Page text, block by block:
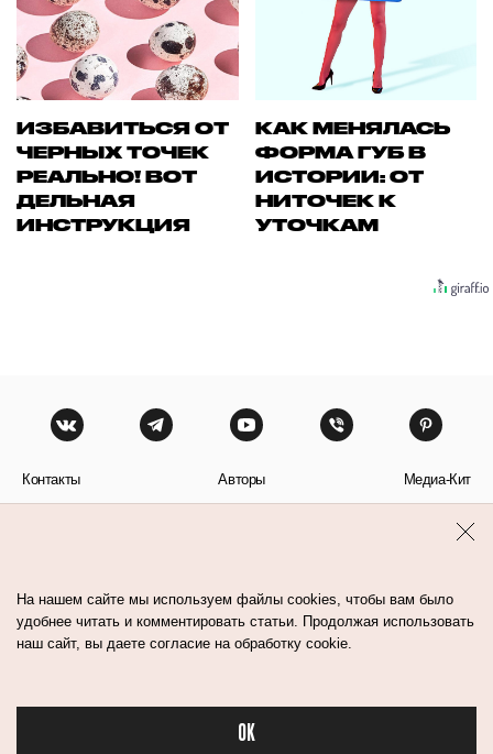
ИЗБАВИТЬСЯ ОТ
ЧЕРНЫХ ТОЧЕК
РЕАЛЬНО! ВОТ
ДЕЛЬНАЯ
ИНСТРУКЦИЯ
КАК МЕНЯЛАСЬ
ФОРМА ГУБ В
ИСТОРИИ: ОТ
НИТОЧЕК К
УТОЧКАМ
Контакты Авторы Медиа-Кит
На нашем сайте мы используем файлы cookies, чтобы вам было
удобнее читать и комментировать статьи. Продолжая использовать
наш сайт, вы даете согласие на обработку cookie.
OK